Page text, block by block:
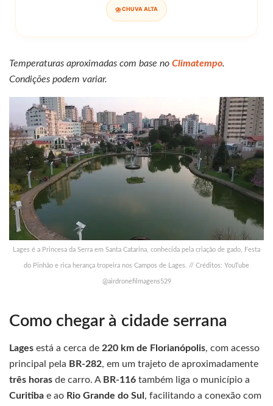
⛈️ CHUVA ALTA
Temperaturas aproximadas com base no Climatempo.
Condições podem variar.
Lages é a Princesa da Serra em Santa Catarina, conhecida pela criação de gado, Festa
do Pinhão e rica herança tropeira nos Campos de Lages. // Créditos: YouTube
@airdronefilmagens529
Como chegar à cidade serrana
Lages está a cerca de 220 km de Florianópolis, com acesso
principal pela BR-282, em um trajeto de aproximadamente
três horas de carro. A BR-116 também liga o município a
Curitiba e ao Rio Grande do Sul , facilitando a conexão com